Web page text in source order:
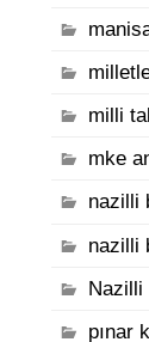
milli
mke
nazilli
nazilli
Nazilli
pınar